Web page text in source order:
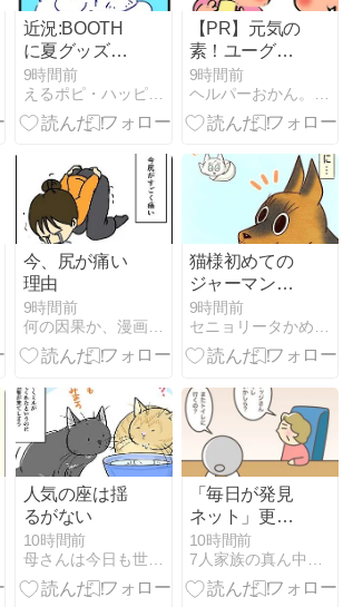
近況:BOOTH
に夏グッズを
送りました /
配信
9時間前
えるポピ・ハッピーオタクライフ
【PR】元気の
素！ユーグレ
ナがあれば大
丈夫！
9時間前
今、尻が痛い
理由
9時間前
猫様初めての
ジャーマンシ
ェパード①
9時間前
人気の座は揺
るがない
10時間前
母さんは今日も世話をやく
「毎日が発見
ネット」更新
しました！
10時間前